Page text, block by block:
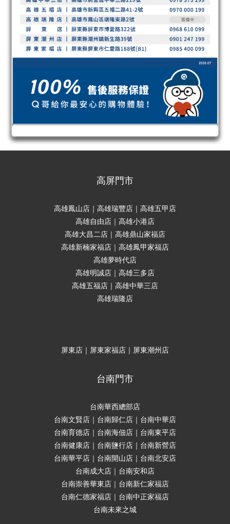
高屏門市
高雄鳳山店｜高雄瑞豐店｜高雄五甲店
高雄自由店｜高雄小港店
高雄大昌二店｜高雄鼎山家福店
高雄新楠家福店｜高雄鳳甲家福店
高雄夢時代店
高雄明誠店｜高雄三多店
高雄五福店｜高雄中華三店
高雄瑞隆店
屏東店｜屏東家福店｜屏東潮州店
台南門市
台南華西總部店
台南文賢店｜台南歸仁店｜台南中華店
台南育德店｜台南海佃店｜台南東平店
台南健康店｜台南鹽行店｜台南新營店
台南華平店｜台南開山店｜台南北安店
台南成大店｜台南安和店
台南崇善華東店｜台南新仁家福店
台南仁德家福店｜台南中正家福店
台南未來之城